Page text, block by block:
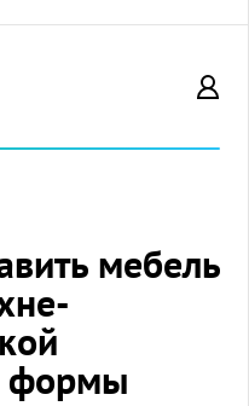
мебель
формы